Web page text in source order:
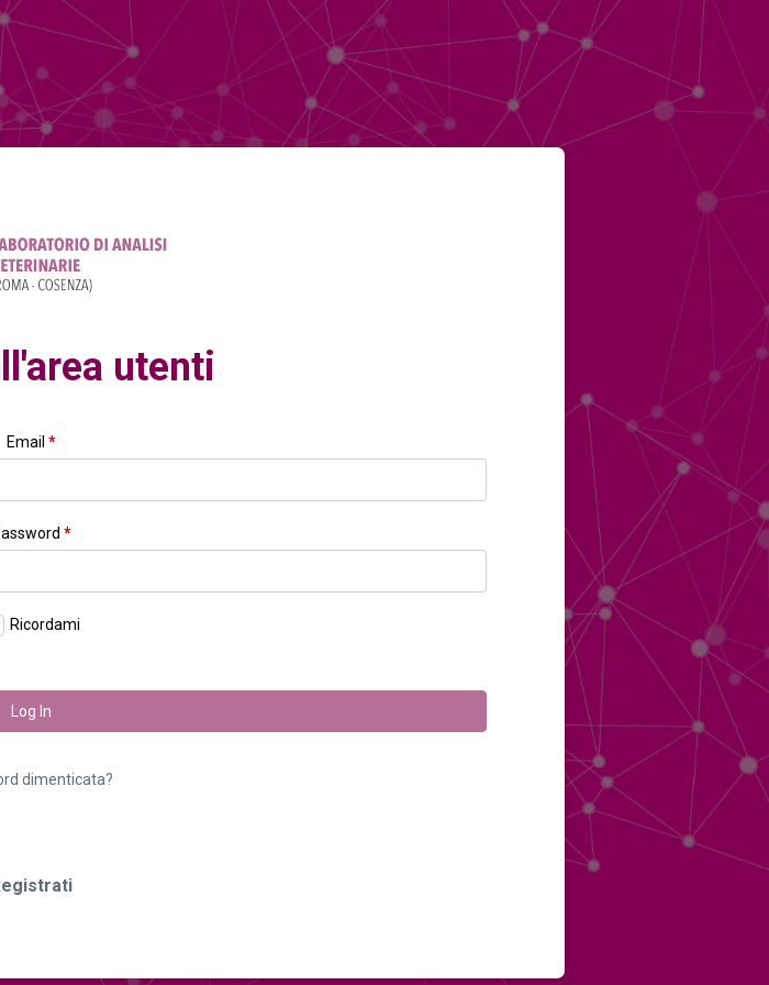
utenti
Email *
*
Ricordami
Log In
dimenticata?